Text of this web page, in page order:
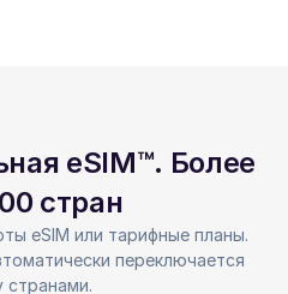
eSIM™. Более
стран
eSIM или тарифные планы.
переключается